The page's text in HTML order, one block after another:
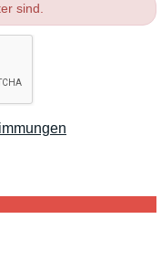
sind.